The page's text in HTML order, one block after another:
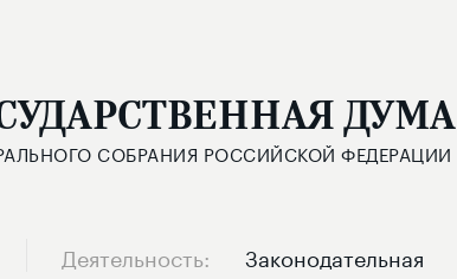
ДУМА
СОБРАНИЯ РОССИЙСКОЙ ФЕДЕРАЦИИ
Деятельность Законодательная